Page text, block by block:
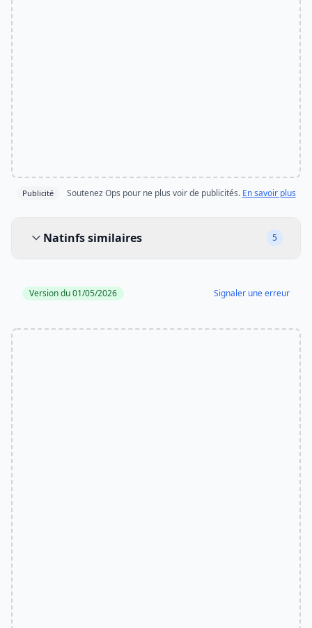
Publicité Soutenez Ops pour ne plus voir de publicités. En savoir plus
Natinfs similaires
5
Version du 01/05/2026 Signaler une erreur